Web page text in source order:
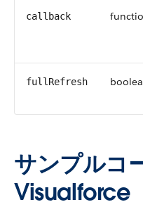
callback
fullRefresh
サンプルコ
Visualforce